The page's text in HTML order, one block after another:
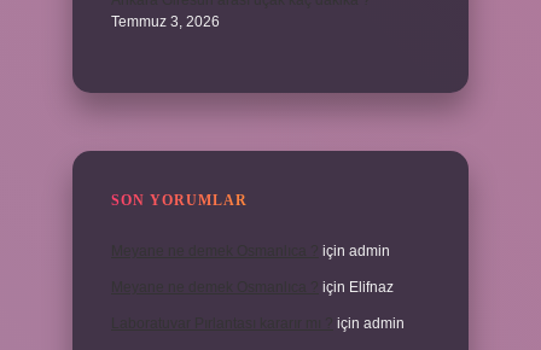
Temmuz 3, 2026
SON YORUMLAR
için admin
için Elifnaz
için admin